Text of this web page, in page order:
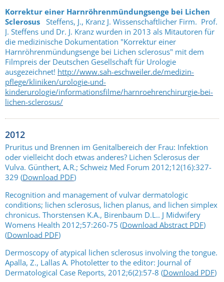
Korrektur einer Harnröhrenmündungsenge bei Lichen
Sclerosus Steffens, J., Kranz J. Wissenschaftlicher Firm. Prof.
J. Steffens und Dr. J. Kranz wurden in 2013 als Mitautoren für
die medizinische Dokumentation "Korrektur einer
Harnröhrenmündungsenge bei Lichen sclerosus" mit dem
Filmpreis der Deutschen Gesellschaft für Urologie
ausgezeichnet! http://www.sah-eschweiler.de/medizin-
pflege/kliniken/urologie-und-
kinderurologie/informationsfilme/harnroehrenchirurgie-bei-
lichen-sclerosus/
2012
Pruritus und Brennen im Genitalbereich der Frau: Infektion
oder vielleicht doch etwas anderes? Lichen Sclerosus der
Vulva. Günthert, A.R.; Schweiz Med Forum 2012;12(16):327-
329 (Download PDF)
Recognition and management of vulvar dermatologic
conditions; lichen sclerosus, lichen planus, and lichen simplex
chronicus. Thorstensen K.A., Birenbaum D.L.. J Midwifery
Womens Health 2012;57:260-75 (Download Abstract PDF)
(Download PDF)
Dermoscopy of atypical lichen sclerosus involving the tongue.
Apalla, Z., Lallas A. Photoletter to the editor: Journal of
Dermatological Case Reports, 2012;6(2):57-8 (Download PDF)